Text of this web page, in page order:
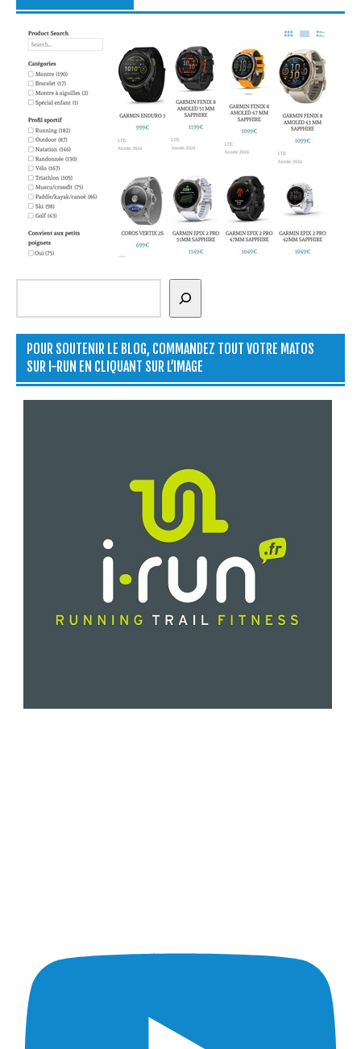
Rechercher
POUR SOUTENIR LE BLOG, COMMANDEZ TOUT VOTRE MATOS
SUR I-RUN EN CLIQUANT SUR L’IMAGE